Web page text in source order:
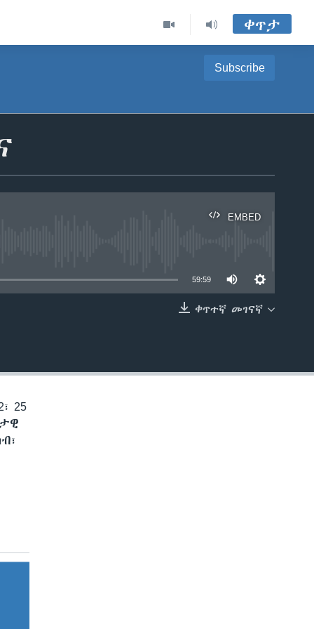
ቀጥታ
Subscribe
EMBED
59:59
ቀጥተኛ መገናኛ
25